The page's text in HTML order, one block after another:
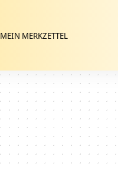
MEIN MERKZETTEL